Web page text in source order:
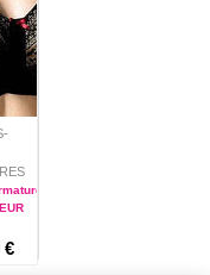
pour
€